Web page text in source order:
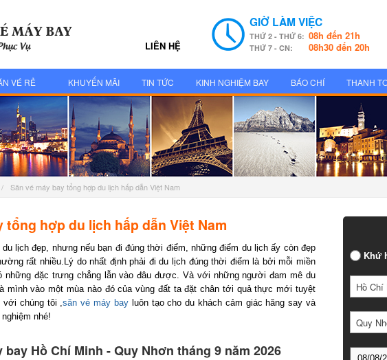
LIÊN HỆ
GIỜ LÀM VIỆC
THỨ 2 - THỨ 6:08h đến 21h
THỨ 7 - CN: 08h30 đến 20h
VÉ RẺ KHUYẾN MÃI TIN TỨC KINH NGHIỆM BAY BÁO CHÍ THANH
/ Săn vé máy bay tổng hợp du lịch hấp dẫn Việt Nam
tổng hợp du lịch hấp dẫn Việt Nam
lịch đẹp, nhưng nếu bạn đi đúng thời điểm, những điểm du lịch ấy còn đẹp
rất nhiều.Lý do nhất định phải đi du lịch đúng thời điểm là bởi mỗi miền
những đặc trưng chẳng lẫn vào đâu được. Và với những người đam mê du
mình vào một mùa nào đó của vùng đất ta đặt chân tới quả thực mới tuyệt
chúng tôi , săn vé máy bayluôn tạo cho du khách cảm giác hăng say và
nhé!
bay Hồ Chí Minh - Quy Nhơn tháng 9 năm 2026
Khứ
Hồ Chí
Quy